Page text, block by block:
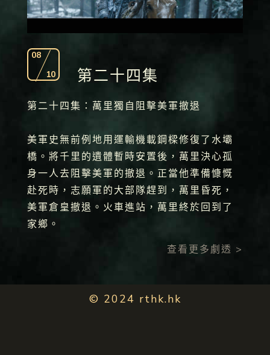
08
10
第二十四集
第二十四集：萬里獨自阻擊美軍撤退
美軍史無前例地用運輸機載鋼樑修復了水壩
橋。將千里的遺體暫時安置後，萬里決心孤
身一人去阻擊美軍的撤退。正當他準備慷慨
赴死時，志願軍的大部隊趕到，萬里昏死，
美軍倉皇撤退。火車進站，萬里終於回到了
家鄉。
查看更多劇透 >
© 2024 rthk.hk